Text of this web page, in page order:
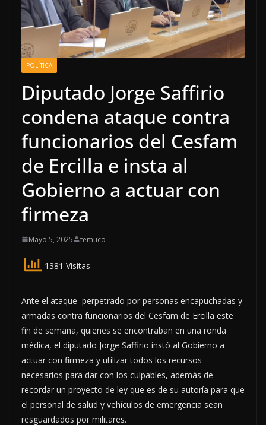
POLÍTICA
Diputado Jorge Saffirio
condena ataque contra
funcionarios del Cesfam
de Ercilla e insta al
Gobierno a actuar con
firmeza
Mayo 5, 2025 temuco
1381 Visitas
Ante el ataque perpetrado por personas encapuchadas y
armadas contra funcionarios del Cesfam de Ercilla este
fin de semana, quienes se encontraban en una ronda
médica, el diputado Jorge Saffirio instó al Gobierno a
actuar con firmeza y utilizar todos los recursos
necesarios para dar con los culpables, además de
recordar un proyecto de ley que es de su autoría para que
el personal de salud y vehículos de emergencia sean
resguardados por militares.